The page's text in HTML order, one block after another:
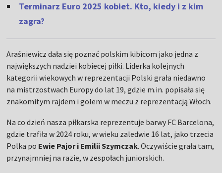
Terminarz Euro 2025 kobiet. Kto, kiedy i z kim
zagra?
Araśniewicz dała się poznać polskim kibicom jako jedna z
największych nadziei kobiecej piłki. Liderka kolejnych
kategorii wiekowych w reprezentacji Polski grała niedawno
na mistrzostwach Europy do lat 19, gdzie m.in. popisała się
znakomitym rajdem i golem w meczu z reprezentacją Włoch.
Na co dzień nasza piłkarska reprezentuje barwy FC Barcelona,
gdzie trafiła w 2024 roku, w wieku zaledwie 16 lat, jako trzecia
Polka po Ewie Pajor i Emilii Szymczak. Oczywiście grała tam,
przynajmniej na razie, w zespołach juniorskich.